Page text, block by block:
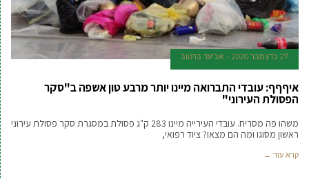
27 בדצמבר 2020 אביעד ברטוב
איףףף: עובדי התברואה מיינו יותר מרבע טון אשפה ב"סקר
הפסולת העירוני"
משהו פה מסריח. עובדי העירייה מיינו 283 ק"ג פסולת במסגרת סקר פסולת עירוני
ראשון מסוגו ומה הם מצאו? ציוד רפואי,
קרא עוד ←